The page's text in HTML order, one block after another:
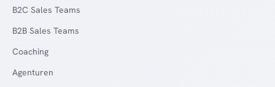
B2C Sales Teams
B2B Sales Teams
Coaching
Agenturen